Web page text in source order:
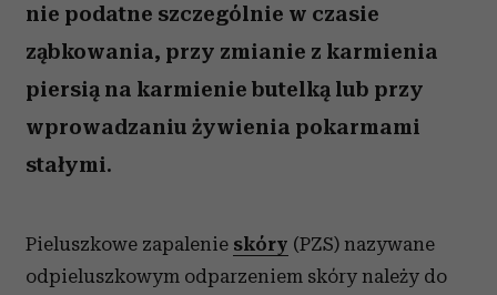
nie podatne szczególnie w czasie
ząbkowania, przy zmianie z karmienia
piersią na karmienie butelką lub przy
wprowadzaniu żywienia pokarmami
stałymi.
Pieluszkowe zapalenie skóry (PZS) nazywane
odpieluszkowym odparzeniem skóry należy do